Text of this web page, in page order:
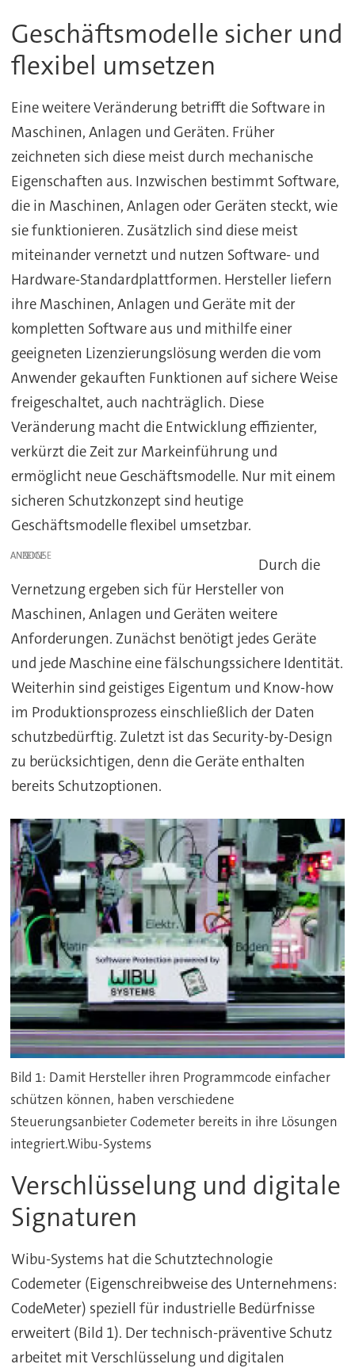
Geschäftsmodelle sicher und
flexibel umsetzen
Eine weitere Veränderung betrifft die Software in
Maschinen, Anlagen und Geräten. Früher
zeichneten sich diese meist durch mechanische
Eigenschaften aus. Inzwischen bestimmt Software,
die in Maschinen, Anlagen oder Geräten steckt, wie
sie funktionieren. Zusätzlich sind diese meist
miteinander vernetzt und nutzen Software- und
Hardware-Standardplattformen. Hersteller liefern
ihre Maschinen, Anlagen und Geräte mit der
kompletten Software aus und mithilfe einer
geeigneten Lizenzierungslösung werden die vom
Anwender gekauften Funktionen auf sichere Weise
freigeschaltet, auch nachträglich. Diese
Veränderung macht die Entwicklung effizienter,
verkürzt die Zeit zur Markeinführung und
ermöglicht neue Geschäftsmodelle. Nur mit einem
sicheren Schutzkonzept sind heutige
Geschäftsmodelle flexibel umsetzbar.
ANZEIGE
Durch die
Vernetzung ergeben sich für Hersteller von
Maschinen, Anlagen und Geräten weitere
Anforderungen. Zunächst benötigt jedes Geräte
und jede Maschine eine fälschungssichere Identität.
Weiterhin sind geistiges Eigentum und Know-how
im Produktionsprozess einschließlich der Daten
schutzbedürftig. Zuletzt ist das Security-by-Design
zu berücksichtigen, denn die Geräte enthalten
bereits Schutzoptionen.
Bild 1: Damit Hersteller ihren Programmcode einfacher
schützen können, haben verschiedene
Steuerungsanbieter Codemeter bereits in ihre Lösungen
integriert.Wibu-Systems
Verschlüsselung und digitale
Signaturen
Wibu-Systems hat die Schutztechnologie
Codemeter (Eigenschreibweise des Unternehmens:
CodeMeter) speziell für industrielle Bedürfnisse
erweitert (Bild 1). Der technisch-präventive Schutz
arbeitet mit Verschlüsselung und digitalen